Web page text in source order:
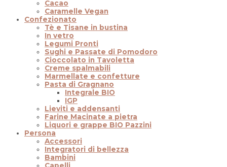
Cacao
Caramelle Vegan
Confezionato
Tè e Tisane in bustina
In vetro
Legumi Pronti
Sughi e Passate di Pomodoro
Cioccolato in Tavoletta
Creme spalmabili
Marmellate e confetture
Pasta di Gragnano
Integrale BIO
IGP
Lieviti e addensanti
Farine Macinate a pietra
Liquori e grappe BIO Pazzini
Persona
Accessori
Integratori di bellezza
Bambini